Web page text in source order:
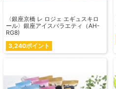
〈銀座京橋 レ ロジェ エギュスキロ
ール〉銀座アイスバラエティ（AH-
RG8)
3,240ポイント